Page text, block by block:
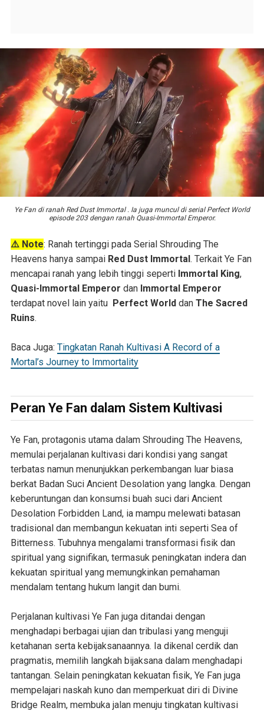
Ye Fan di ranah Red Dust Immortal . Ia juga muncul di serial Perfect World
episode 203 dengan ranah Quasi-Immortal Emperor.
⚠️ Note: Ranah tertinggi pada Serial Shrouding The
Heavens hanya sampai Red Dust Immortal. Terkait Ye Fan
mencapai ranah yang lebih tinggi seperti Immortal King,
Quasi-Immortal Emperor dan Immortal Emperor
terdapat novel lain yaitu Perfect Worlddan The Sacred
Ruins.
Baca Juga: Tingkatan Ranah Kultivasi A Record of a
Mortal’s Journey to Immortality
Peran Ye Fan dalam Sistem Kultivasi
Ye Fan, protagonis utama dalam Shrouding The Heavens,
memulai perjalanan kultivasi dari kondisi yang sangat
terbatas namun menunjukkan perkembangan luar biasa
berkat Badan Suci Ancient Desolation yang langka. Dengan
keberuntungan dan konsumsi buah suci dari Ancient
Desolation Forbidden Land, ia mampu melewati batasan
tradisional dan membangun kekuatan inti seperti Sea of
Bitterness. Tubuhnya mengalami transformasi fisik dan
spiritual yang signifikan, termasuk peningkatan indera dan
kekuatan spiritual yang memungkinkan pemahaman
mendalam tentang hukum langit dan bumi.
Perjalanan kultivasi Ye Fan juga ditandai dengan
menghadapi berbagai ujian dan tribulasi yang menguji
ketahanan serta kebijaksanaannya. Ia dikenal cerdik dan
pragmatis, memilih langkah bijaksana dalam menghadapi
tantangan. Selain peningkatan kekuatan fisik, Ye Fan juga
mempelajari naskah kuno dan memperkuat diri di Divine
Bridge Realm, membuka jalan menuju tingkatan kultivasi